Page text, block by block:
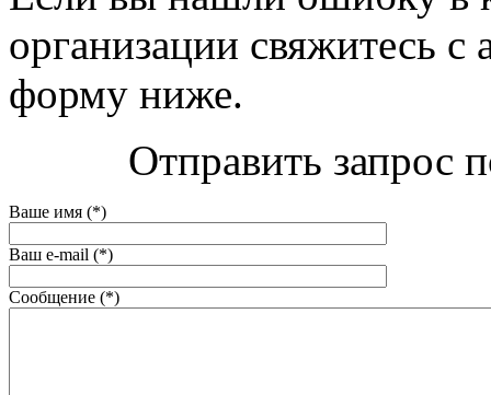
организации свяжитесь
форму ниже.
Отправить запрос
Ваше имя (*)
Ваш e-mail (*)
Сообщение (*)